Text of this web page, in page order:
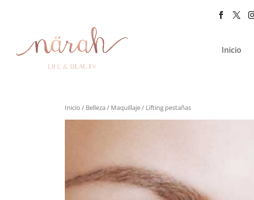
Inicio
Inicio / Belleza / Maquillaje/ Lifting pestañas